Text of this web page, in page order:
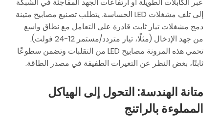
عبر الكابلات الطويلة أو ارتفاعات الجهد المفاجئة في الشبكة
إلى تلف مشغلات LED الحساسة. يتطلب تصنيع مصابيح متينة
دمج مشغلات تيار ثابت قادرة على التعامل مع نطاق واسع
من جهد الإدخال (مثلًا، تيار متردد/مستمر 12-24 فولت).
تحمي هذه المرونة مصابيح LED من التقلبات وتضمن سطوعًا
ثابتًا، بغض النظر عن التغيرات الطفيفة في مصدر الطاقة.
متانة الهندسة: التحول إلى الهياكل
المملوءة بالراتنج